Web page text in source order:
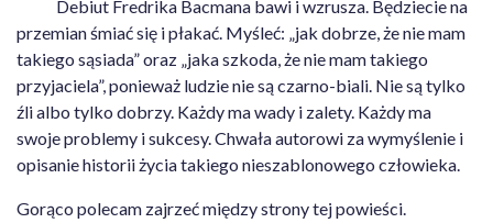
Debiut Fredrika Bacmana bawi i wzrusza. Będziecie na
przemian śmiać się i płakać. Myśleć: „jak dobrze, że nie mam
takiego sąsiada” oraz „jaka szkoda, że nie mam takiego
przyjaciela”, ponieważ ludzie nie są czarno-biali. Nie są tylko
źli albo tylko dobrzy. Każdy ma wady i zalety. Każdy ma
swoje problemy i sukcesy. Chwała autorowi za wymyślenie i
opisanie historii życia takiego nieszablonowego człowieka.
Gorąco polecam zajrzeć między strony tej powieści.